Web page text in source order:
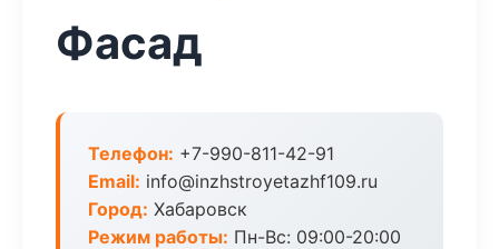
Фасад
Телефон: +7-990-811-42-91
Email: info@inzhstroyetazhf109.ru
Город: Хабаровск
Режим работы: Пн-Вс: 09:00-20:00